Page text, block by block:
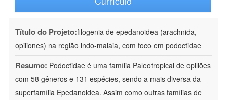
Título do Projeto:filogenia de epedanoidea (arachnida,
opiliones) na região indo-malaia, com foco em podoctidae
Resumo: Podoctidae é uma família Paleotropical de opiliões
com 58 gêneros e 131 espécies, sendo a mais diversa da
superfamília Epedanoidea. Assim como outras famílias de